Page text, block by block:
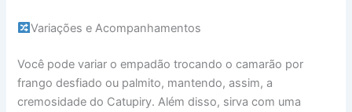
Variações e Acompanhamentos
Você pode variar o empadão trocando o camarão por
frango desfiado ou palmito, mantendo, assim, a
cremosidade do Catupiry. Além disso, sirva com uma